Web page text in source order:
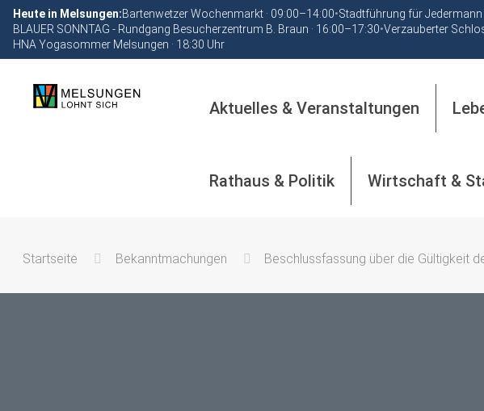
Heute in Melsungen:Bartenwetzer Wochenmarkt · 09:00–14:00•Stadtführung für Jedermann
BLAUER SONNTAG - Rundgang Besucherzentrum B. Braun · 16:00–17:30•Verzauberter
HNA Yogasommer Melsungen · 18:30 Uhr
Aktuelles & Veranstaltungen
Rathaus & Politik Wirtschaft &
Startseite Bekanntmachungen Beschlussfassung über die Gültigkeit